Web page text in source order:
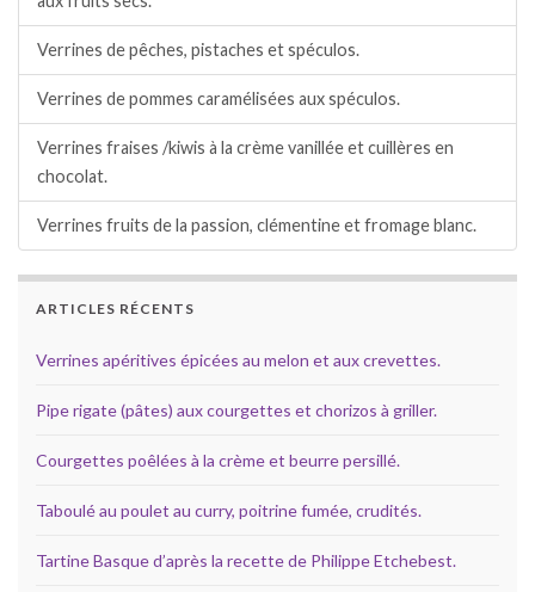
Verrines de pêches, pistaches et spéculos.
Verrines de pommes caramélisées aux spéculos.
Verrines fraises /kiwis à la crème vanillée et cuillères en
chocolat.
Verrines fruits de la passion, clémentine et fromage blanc.
ARTICLES RÉCENTS
Verrines apéritives épicées au melon et aux crevettes.
Pipe rigate (pâtes) aux courgettes et chorizos à griller.
Courgettes poêlées à la crème et beurre persillé.
Taboulé au poulet au curry, poitrine fumée, crudités.
Tartine Basque d’après la recette de Philippe Etchebest.